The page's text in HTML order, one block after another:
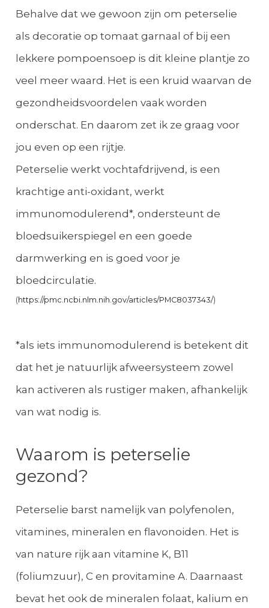
Behalve dat we gewoon zijn om peterselie
als decoratie op tomaat garnaal of bij een
lekkere pompoensoep is dit kleine plantje zo
veel meer waard. Het is een kruid waarvan de
gezondheidsvoordelen vaak worden
onderschat. En daarom zet ik ze graag voor
jou even op een rijtje.
Peterselie werkt vochtafdrijvend, is een
krachtige anti-oxidant, werkt
immunomodulerend*, ondersteunt de
bloedsuikerspiegel en een goede
darmwerking en is goed voor je
bloedcirculatie.
(https://pmc.ncbi.nlm.nih.gov/articles/PMC8037343/)
*als iets immunomodulerend is betekent dit
dat het je natuurlijk afweersysteem zowel
kan activeren als rustiger maken, afhankelijk
van wat nodig is.
Waarom is peterselie
gezond?
Peterselie barst namelijk van polyfenolen,
vitamines, mineralen en flavonoiden. Het is
van nature rijk aan vitamine K, B11
(foliumzuur), C en provitamine A. Daarnaast
bevat het ook de mineralen folaat, kalium en